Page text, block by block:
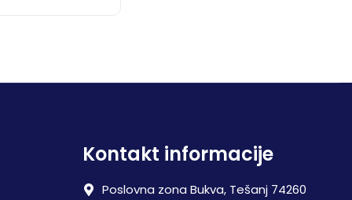
Kontakt informacije
Poslovna zona Bukva, Tešanj 74260